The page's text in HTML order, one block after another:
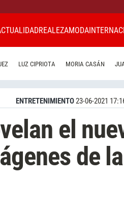
REALEZAMODA
LUZ CIPRIOTA MORIA CASÁN
ENTRETENIMIENTO23-06-2021
el
de